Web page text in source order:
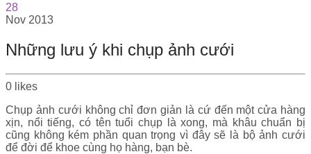
28
Nov 2013
Những lưu ý khi chụp ảnh cưới
0 likes
Chụp ảnh cưới không chỉ đơn giản là cứ đến một cửa hàng
xịn, nổi tiếng, có tên tuổi chụp là xong, mà khâu chuẩn bị
cũng không kém phần quan trọng vì đây sẽ là bộ ảnh cưới
để đời để khoe cùng họ hàng, bạn bè.